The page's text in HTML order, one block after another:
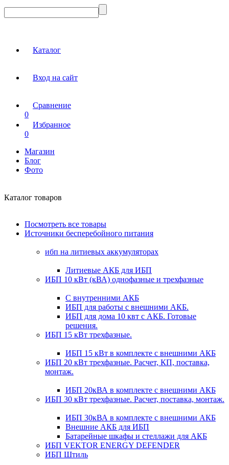
Каталог
Вход на сайт
Сравнение
0
Избранное
0
Магазин
Блог
Фото
Каталог товаров
Посмотреть все товары
Источники бесперебойного питания
ибп на литиевых аккумуляторах
Литиевые АКБ для ИБП
ИБП 10 кВт (кВА) однофазные и трехфазные
С внутренними АКБ
ИБП для работы с внешними АКБ.
ИБП для дома 10 квт с АКБ. Готовые
решения.
ИБП 15 кВт трехфазные.
ИБП 15 кВт в комплекте с внешними АКБ
ИБП 20 кВт трехфазные. Расчет, КП, поставка,
монтаж.
ИБП 20кВА в комплекте с внешними АКБ
ИБП 30 кВт трехфазные. Расчет, поставка, монтаж.
ИБП 30кВА в комплекте с внешними АКБ
Внешние АКБ для ИБП
Батарейные шкафы и стеллажи для АКБ
ИБП VEKTOR ENERGY DEFENDER
ИБП Штиль